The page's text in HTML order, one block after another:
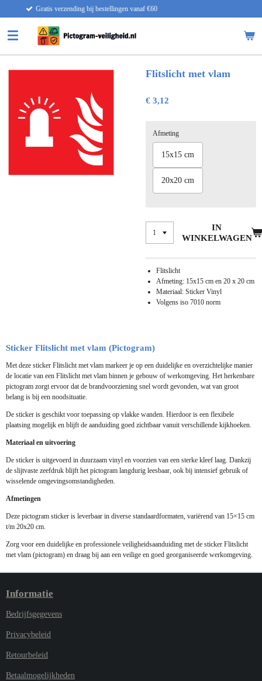
naar
de
hoofdinhoud
vanaf €60
Flitslicht met vlam
€ 3,12
Afmeting
15x15 cm
20x20 cm
IN
WINKELWAGEN
Flitslicht
Afmeting: 15x15 cm en 20 x 20 cm
Materiaal: Sticker Vinyl
Volgens iso 7010 norm
Sticker Flitslicht met vlam (Pictogram)
Met deze sticker Flitslicht met vlam markeer je op een duidelijke en overzichtelijke manier
de locatie van een Flitslicht met vlam binnen je gebouw of werkomgeving. Het herkenbare
pictogram zorgt ervoor dat de brandvoorziening snel wordt gevonden, wat van groot
belang is bij een noodsituatie.
De sticker is geschikt voor toepassing op vlakke wanden. Hierdoor is een flexibele
plaatsing mogelijk en blijft de aanduiding goed zichtbaar vanuit verschillende kijkhoeken.
Materiaal en uitvoering
De sticker is uitgevoerd in duurzaam vinyl en voorzien van een sterke kleef laag. Dankzij
de slijtvaste zeefdruk blijft het pictogram langdurig leesbaar, ook bij intensief gebruik of
wisselende omgevingsomstandigheden.
Afmetingen
Deze pictogram sticker is leverbaar in diverse standaardformaten, variërend van 15×15 cm
t/m 20x20 cm.
Zorg voor een duidelijke en professionele veiligheidsaanduiding met de sticker Flitslicht
met vlam (pictogram) en draag bij aan een veilige en goed georganiseerde werkomgeving.
Informatie
Bedrijfsgegevens
Privacybeleid
Retourbeleid
Betaalmogelijkheden